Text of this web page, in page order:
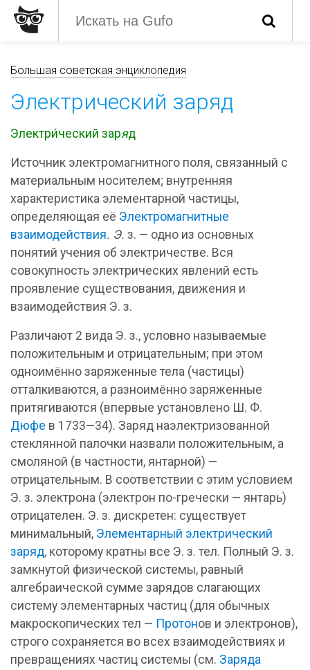
Большая советская энциклопедия
Электрический заряд
Электри́ческий заряд
Источник электромагнитного поля, связанный с
материальным носителем; внутренняя
характеристика элементарной частицы,
определяющая её Электромагнитные
взаимодействия. Э. з. — одно из основных
понятий учения об электричестве. Вся
совокупность электрических явлений есть
проявление существования, движения и
взаимодействия Э. з.
Различают 2 вида Э. з., условно называемые
положительным и отрицательным; при этом
одноимённо заряженные тела (частицы)
отталкиваются, а разноимённо заряженные
притягиваются (впервые установлено Ш. Ф.
Дюфе в 1733—34). Заряд наэлектризованной
стеклянной палочки назвали положительным, а
смоляной (в частности, янтарной) —
отрицательным. В соответствии с этим условием
Э. з. электрона (электрон по-гречески — янтарь)
отрицателен. Э. з. дискретен: существует
минимальный, Элементарный электрический
заряд, которому кратны все Э. з. тел. Полный Э. з.
замкнутой физической системы, равный
алгебраической сумме зарядов слагающих
систему элементарных частиц (для обычных
макроскопических тел — Протонов и электронов),
строго сохраняется во всех взаимодействиях и
превращениях частиц системы (см. Заряда